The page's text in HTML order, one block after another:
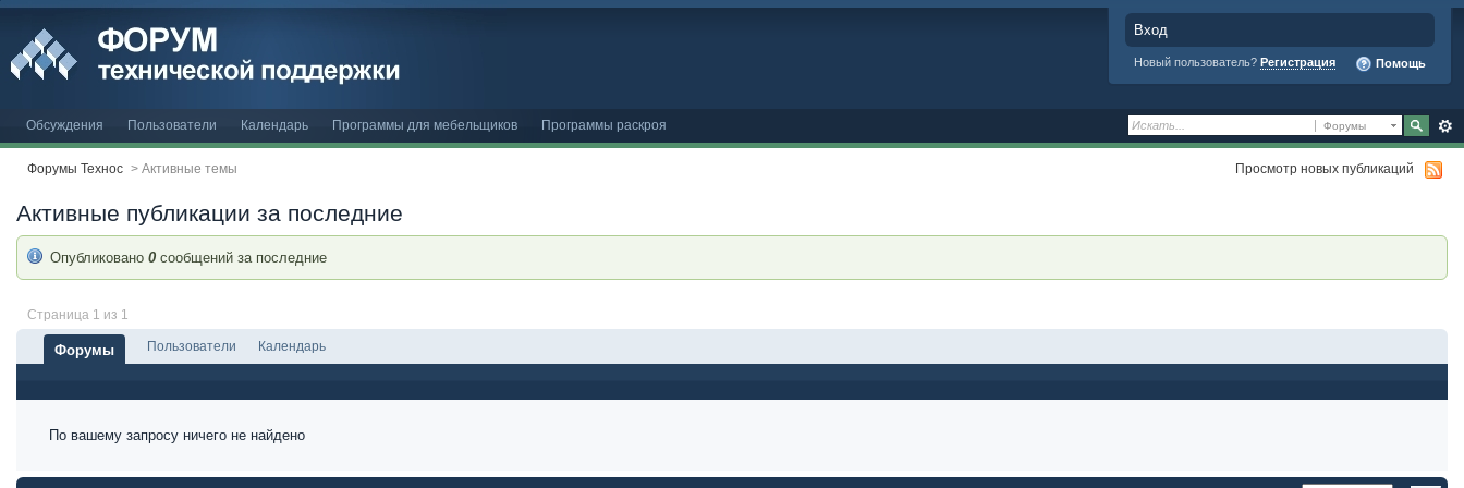
Вход
Новый пользователь? Регистрация Помощь
Форумы
Обсуждения Пользователи Календарь Программы для мебельщиков Программы раскроя
Форумы Технос > Активные темы Просмотр новых публикаций
Активные публикации за последние
Опубликовано 0 сообщений за последние
Страница 1 из 1
Форумы Пользователи Календарь
По вашему запросу ничего не найдено